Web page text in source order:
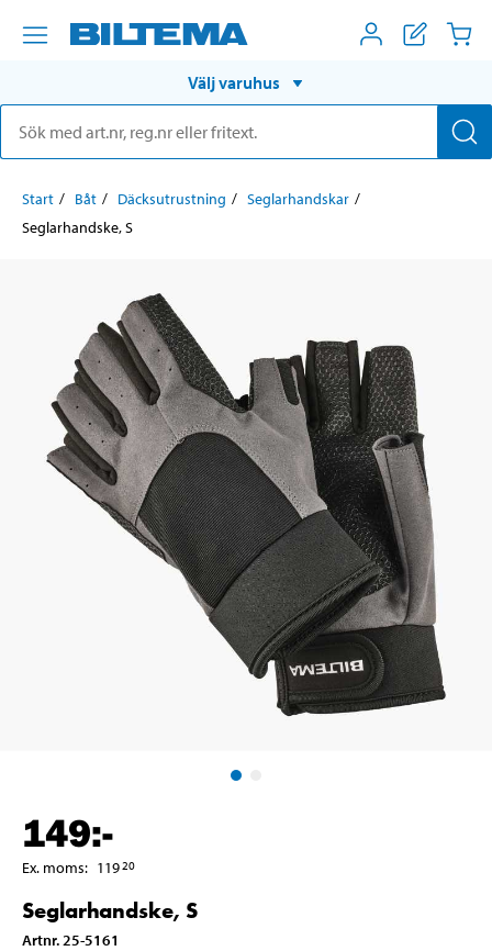
Välj varuhus
Start Båt Däcksutrustning
Seglarhandskar
Seglarhandske, S
149:-
Ex. moms: 11920
Seglarhandske, S
Artnr. 25-5161